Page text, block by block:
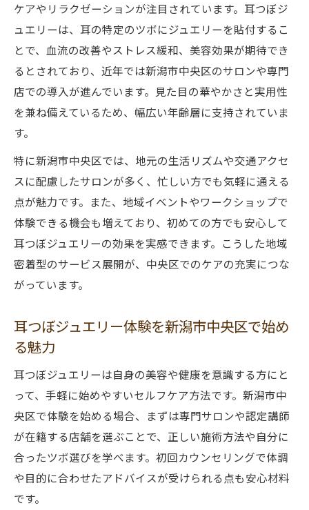
ケアやリラクゼーションが注目されています。耳つぼジ
ュエリーは、耳の特定のツボにジュエリーを貼付するこ
とで、血流の改善やストレス緩和、美容効果が期待でき
るとされており、近年では新潟市中央区のサロンや専門
店での導入が進んでいます。見た目の華やかさと実用性
を兼ね備えているため、幅広い年齢層に支持されていま
す。
特に新潟市中央区では、地元の生活リズムや交通アクセ
スに配慮したサロンが多く、忙しい方でも気軽に通える
点が魅力です。また、地域イベントやワークショップで
体験できる機会も増えており、初めての方でも安心して
耳つぼジュエリーの効果を実感できます。こうした地域
密着型のサービス展開が、中央区でのケアの充実につな
がっています。
耳つぼジュエリー体験を新潟市中央区で始め
る魅力
耳つぼジュエリーは自身の美容や健康を意識する方にと
って、手軽に始めやすいセルフケア方法です。新潟市中
央区で体験を始める場合、まずは専門サロンや認定講師
が在籍する店舗を選ぶことで、正しい施術方法や自分に
合ったツボ選びを学べます。初回カウンセリングで体調
や目的に合わせたアドバイスが受けられる点も安心材料
です。